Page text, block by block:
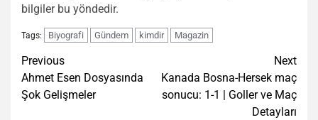
bilgiler bu yöndedir.
Tags: Biyografi Gündem kimdir Magazin
Post
navigation
Previous
Ahmet Esen Dosyasında
Şok Gelişmeler
Next
Kanada Bosna-Hersek maç
sonucu: 1-1 | Goller ve Maç
Detayları